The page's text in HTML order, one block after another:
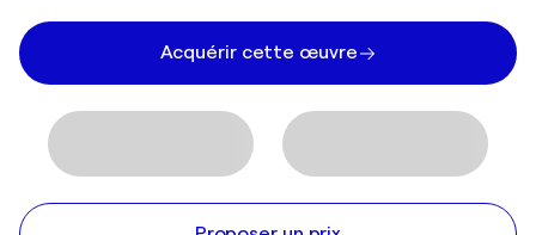
Acquérir cette œuvre